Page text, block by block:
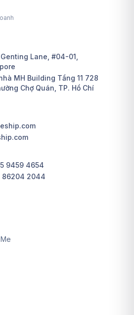
Lane, #04-01,
MH Building Tầng 11 728
Chợ Quán, TP. Hồ Chí
9459 4654
86204 2044